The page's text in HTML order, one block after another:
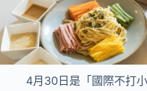
4月30日是「國際不打